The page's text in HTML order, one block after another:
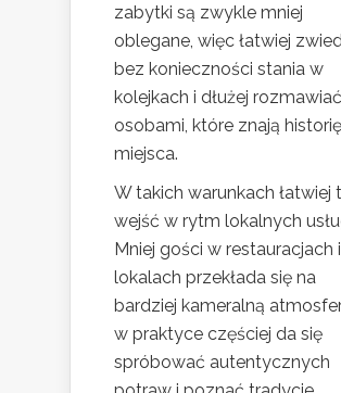
zabytki są zwykle mniej
oblegane, więc łatwiej
bez konieczności stania w
kolejkach i dłużej
osobami, które znają historię
miejsca.
W takich warunkach łatwiej
wejść w rytm lokalnych
Mniej gości w restauracjach i
lokalach przekłada się na
bardziej kameralną
w praktyce częściej da się
spróbować autentycznych